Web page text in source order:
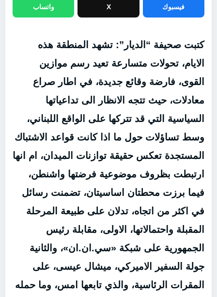
فيسبوك X واتساب
كتبت صحيفة “الديار”: تشهد المنطقة هذه
الايام، تحولات متسارعة تعيد رسم موازين
القوى، فارضة وقائع جديدة، في اطار صراع
معادلات، حيث تتجه الانظار الى تداعياتها
السياسية التي قد تتركها على الواقع اللبناني،
وسط تساؤلات حول ما اذا كانت قواعد الاشتباك
المستجدة تعكس حقيقة توازنات الميدان، ام انها
ارتبطت بظروف موضوعية فرضتها واشنطن،
فيما برزت محطتان اساسيتان، تضمنت رسائل
في اكثر من اتجاه، تدلان على طبيعة المرحلة
المقبلة واحتمالاتها، الاولى، مقابلة رئيس
الجمهورية على شبكة «سي.ان.ان»، والثانية
جولة السفير الاميركي، ميشال عيسى، على
المقرات الرئاسية، والذي تابعها امس، وما حمله